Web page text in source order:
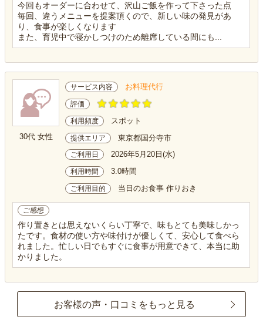
今回もオーダーに合わせて、沢山ご飯を作って下さった点
毎回、違うメニューを提案頂くので、新しい味の発見があ
り、食事が楽しくなります
また、育児中で寝かしつけのため離席している間にも...
30代 女性
サービス内容 お料理代行
評価
利用頻度 スポット
提供エリア 東京都国分寺市
ご利用日 2026年5月20日(水)
利用時間 3.0時間
ご利用目的 当日のお食事 作りおき
ご感想
作り置きとは思えないくらい丁寧で、味もとても美味しかっ
たです。食材の使い方や味付けが優しくて、安心して食べら
れました。忙しい日でもすぐに食事が用意できて、本当に助
かりました。
お客様の声・口コミをもっと見る